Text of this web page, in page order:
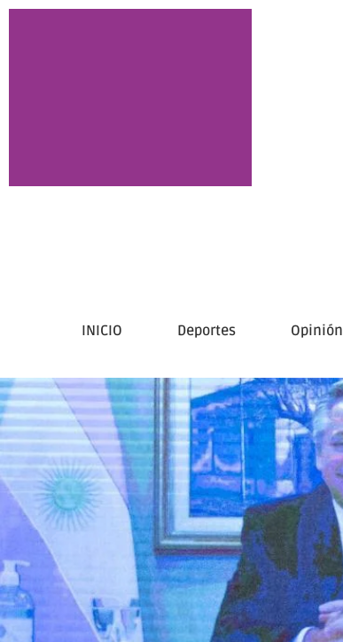
INICIO Deportes Opinión